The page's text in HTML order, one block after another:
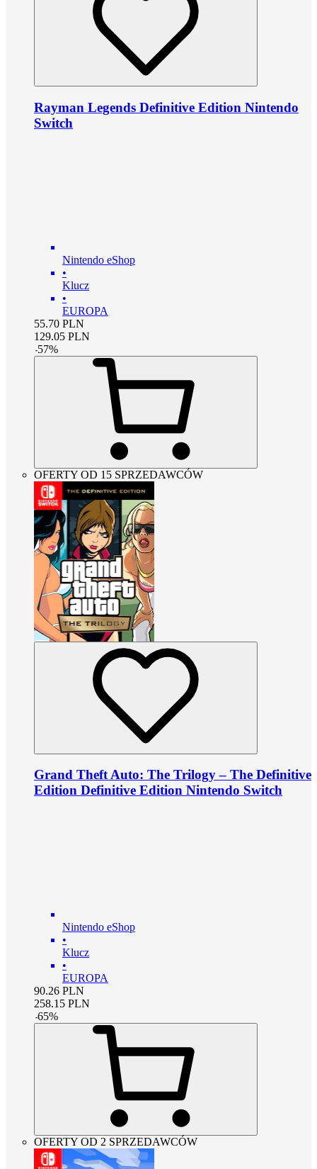
Rayman Legends Definitive Edition Nintendo
Switch
Nintendo eShop
•
Klucz
•
EUROPA
55.70 PLN
129.05 PLN
-57%
OFERTY OD 15 SPRZEDAWCÓW
Grand Theft Auto: The Trilogy – The Definitive
Edition Definitive Edition Nintendo Switch
Nintendo eShop
•
Klucz
•
EUROPA
90.26 PLN
258.15 PLN
-65%
OFERTY OD 2 SPRZEDAWCÓW